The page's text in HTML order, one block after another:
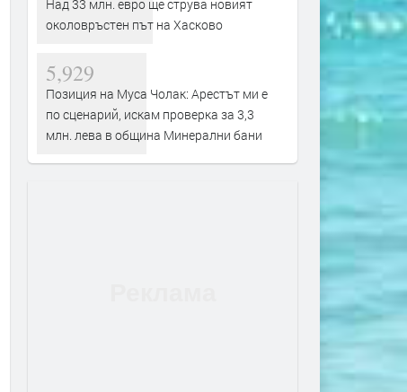
Над 33 млн. евро ще струва новият
околовръстен път на Хасково
5,929
Позиция на Муса Чолак: Арестът ми е
по сценарий, искам проверка за 3,3
млн. лева в община Минерални бани